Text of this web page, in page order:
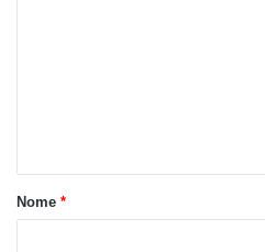
oNome *